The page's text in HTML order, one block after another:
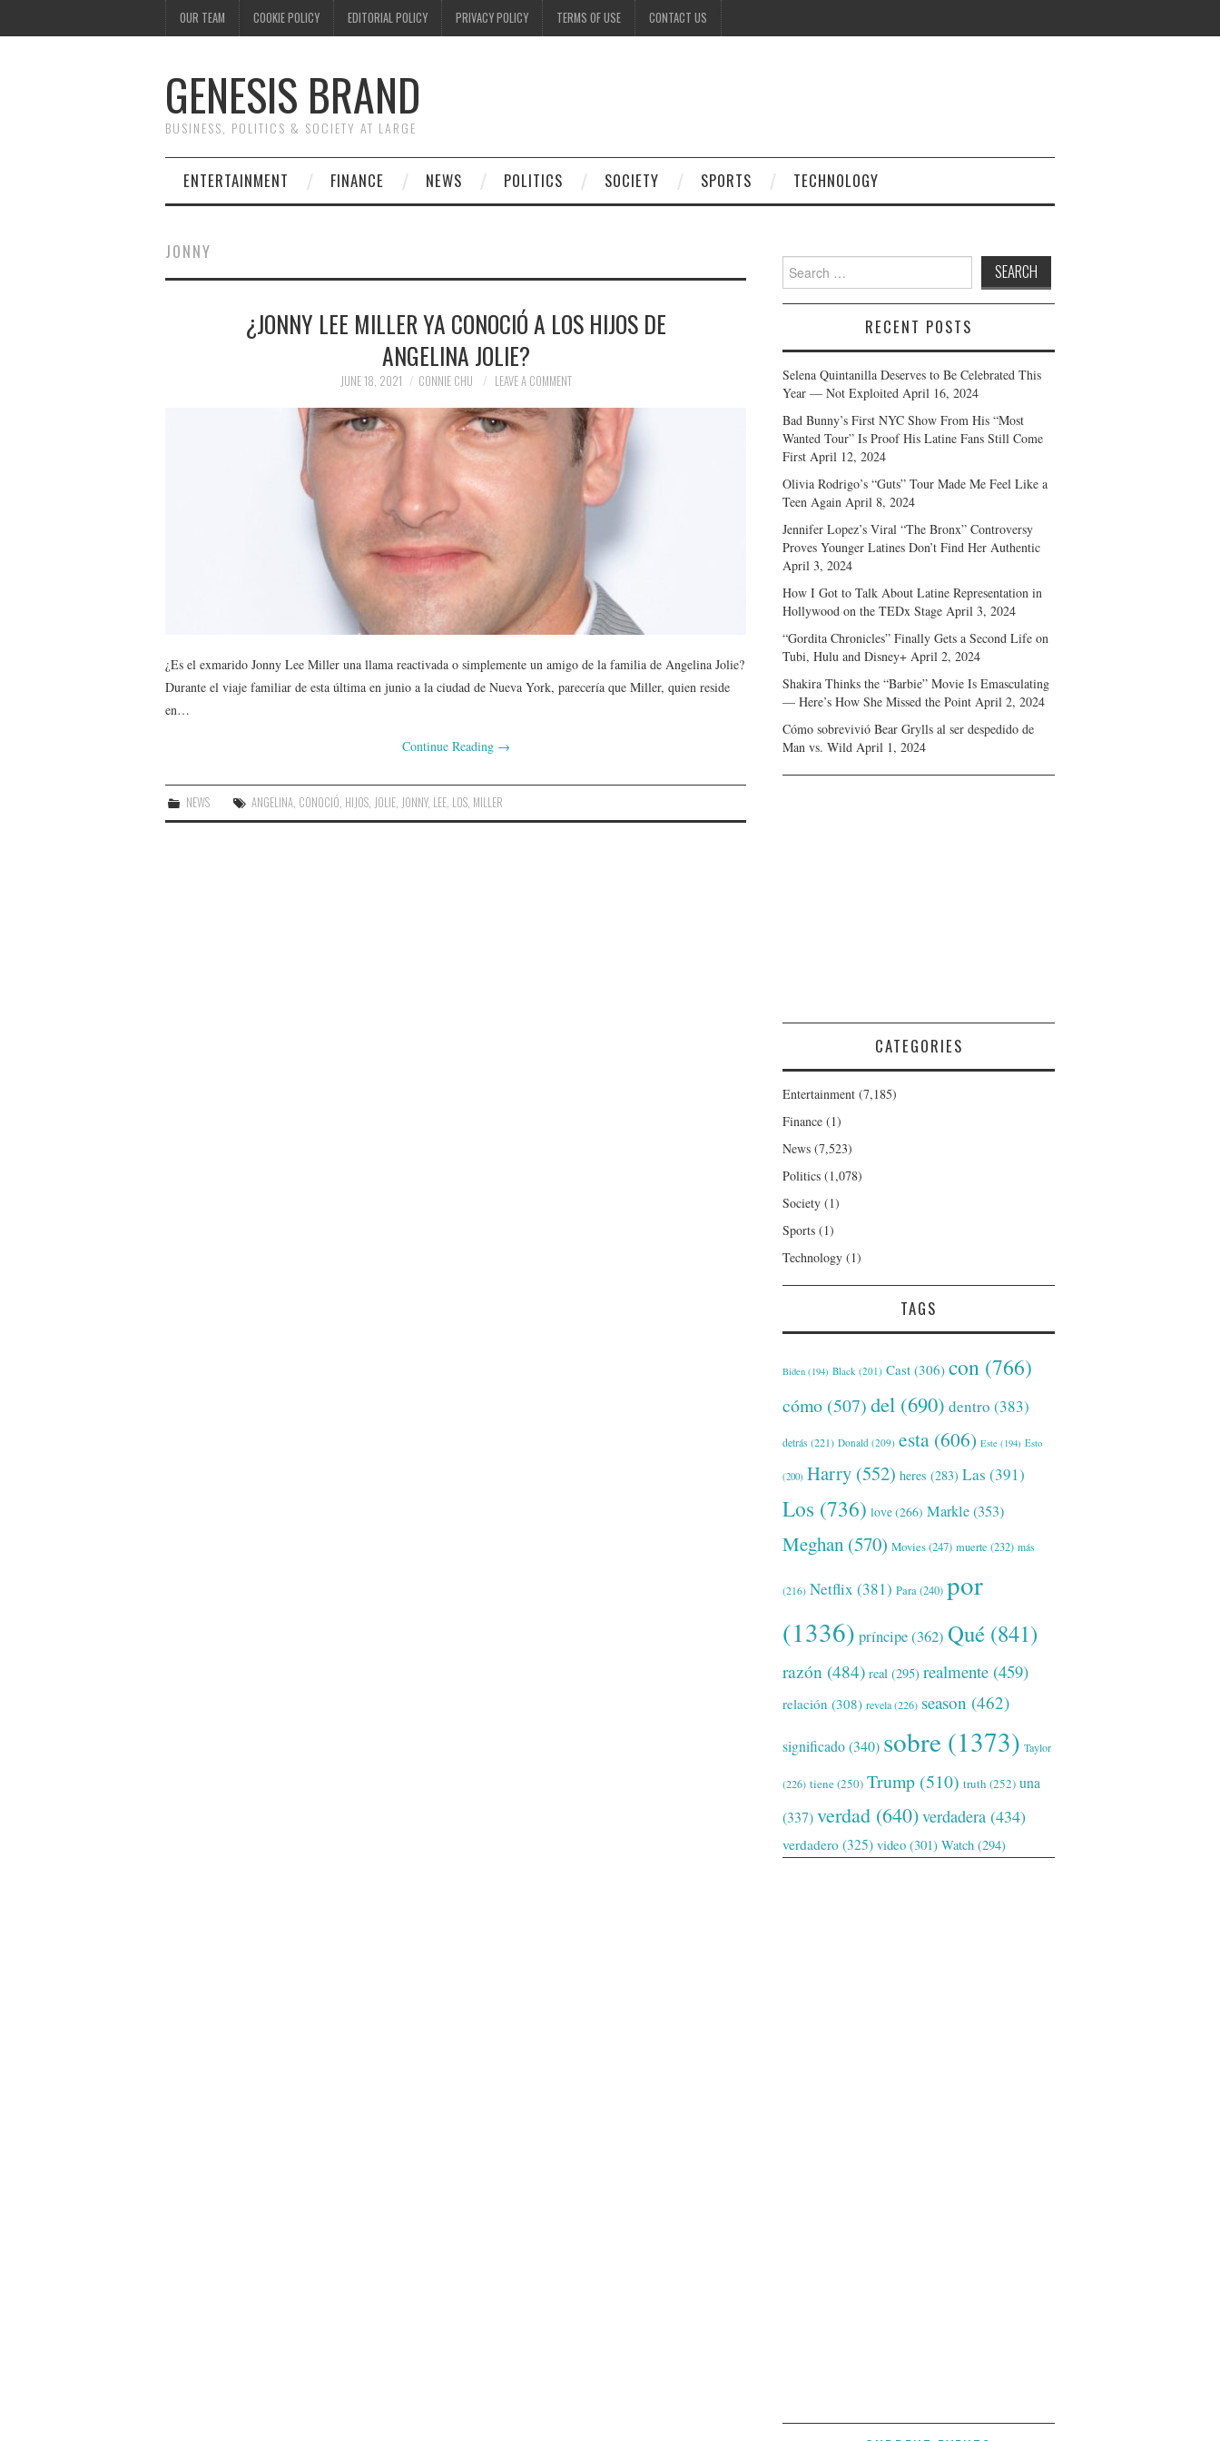
OUR TEAM COOKIE POLICY EDITORIAL POLICY PRIVACY POLICY TERMS OF USE CONTACT US
GENESIS BRAND
BUSINESS, POLITICS & SOCIETY AT LARGE
ENTERTAINMENT FINANCE NEWS POLITICS SOCIETY SPORTS TECHNOLOGY
JONNY
¿JONNY LEE MILLER YA CONOCIÓ A LOS HIJOS DE
ANGELINA JOLIE?
JUNE 18, 2021 CONNIE CHU LEAVE A COMMENT
¿Es el exmarido Jonny Lee Miller una llama reactivada o simplemente un amigo de la familia de Angelina Jolie?
Durante el viaje familiar de esta última en junio a la ciudad de Nueva York, parecería que Miller, quien reside
en…
Continue Reading →
NEWS ANGELINA CONOCIÓ HIJOS JOLIE JONNY, LEE LOS MILLER
Search
for:
RECENT POSTS
Selena Quintanilla Deserves to Be Celebrated This
Year — Not Exploited April 16, 2024
Bad Bunny’s First NYC Show From His “Most
Wanted Tour” Is Proof His Latine Fans Still Come
First April 12, 2024
Olivia Rodrigo’s “Guts” Tour Made Me Feel Like a
Teen Again April 8, 2024
Jennifer Lopez’s Viral “The Bronx” Controversy
Proves Younger Latines Don’t Find Her Authentic
April 3, 2024
How I Got to Talk About Latine Representation in
Hollywood on the TEDx Stage April 3, 2024
“Gordita Chronicles” Finally Gets a Second Life on
Tubi, Hulu and Disney+ April 2, 2024
Shakira Thinks the “Barbie” Movie Is Emasculating
— Here’s How She Missed the Point April 2, 2024
Cómo sobrevivió Bear Grylls al ser despedido de
Man vs. Wild April 1, 2024
CATEGORIES
Entertainment (7,185)
Finance (1)
News (7,523)
Politics (1,078)
Society (1)
Sports (1)
Technology (1)
TAGS
Biden (194) Black (201) Cast (306) con (766)
cómo (507)del (690) dentro (383)
detrás (221) Donald (209) esta (606) Este (194) Esto
(200) Harry (552) heres (283) Las (391)
Los (736) love(266) Markle(353)
Meghan (570) Movies(247) muerte (232) más
(216) Netflix (381) Para(240) por
(1336) príncipe(362) Qué (841)
razón (484) real (295) realmente (459)
relación (308) revela(226) season (462)
significado(340) sobre (1373) Taylor
(226) tiene(250) Trump (510) truth (252) una
(337)verdad (640)verdadera (434)
verdadero (325) video (301) Watch (294)